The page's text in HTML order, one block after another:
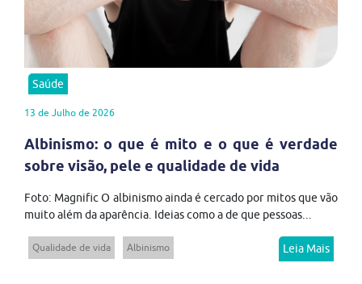
Saúde
13 de Julho de 2026
Albinismo: o que é mito e o que é verdade
sobre visão, pele e qualidade de vida
Foto: Magnific O albinismo ainda é cercado por mitos que vão
muito além da aparência. Ideias como a de que pessoas...
Qualidade de vida Albinismo Leia Mais